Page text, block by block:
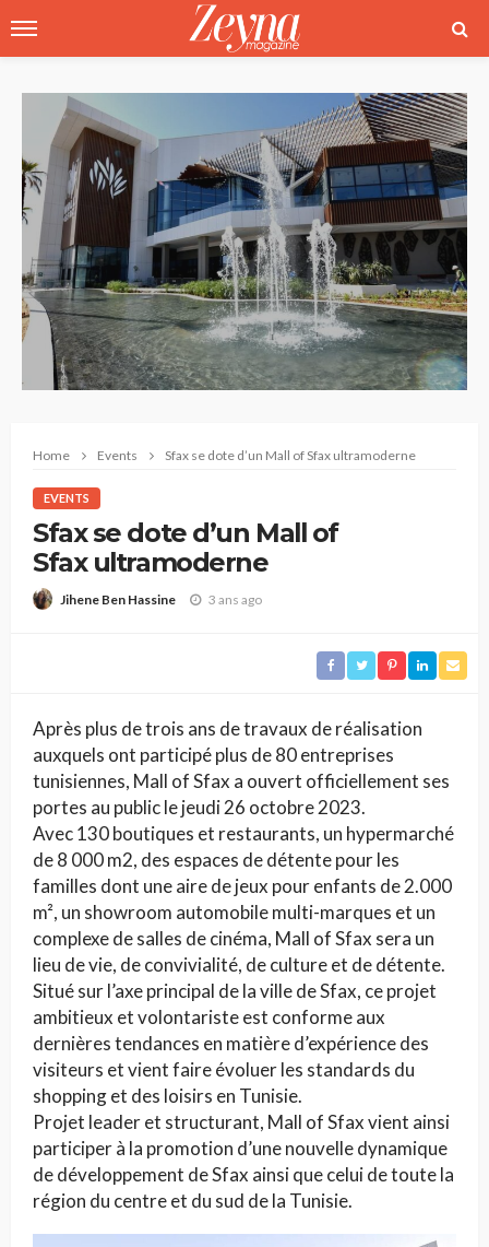
Home Events Sfax se dote d’un Mall of Sfax ultramoderne
EVENTS
Sfax se dote d’un Mall of
Sfax ultramoderne
Jihene Ben Hassine 3 ans ago
Après plus de trois ans de travaux de réalisation
auxquels ont participé plus de 80 entreprises
tunisiennes, Mall of Sfax a ouvert officiellement ses
portes au public le jeudi 26 octobre 2023.
Avec 130 boutiques et restaurants, un hypermarché
de 8 000 m2, des espaces de détente pour les
familles dont une aire de jeux pour enfants de 2.000
m², un showroom automobile multi-marques et un
complexe de salles de cinéma, Mall of Sfax sera un
lieu de vie, de convivialité, de culture et de détente.
Situé sur l’axe principal de la ville de Sfax, ce projet
ambitieux et volontariste est conforme aux
dernières tendances en matière d’expérience des
visiteurs et vient faire évoluer les standards du
shopping et des loisirs en Tunisie.
Projet leader et structurant, Mall of Sfax vient ainsi
participer à la promotion d’une nouvelle dynamique
de développement de Sfax ainsi que celui de toute la
région du centre et du sud de la Tunisie.